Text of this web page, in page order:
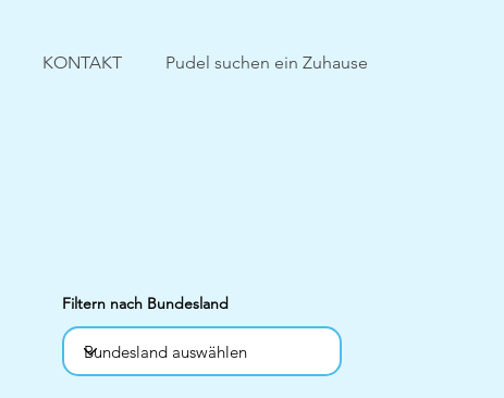
KONTAKT Pudel suchen ein Zuhause
Filtern nach Bundesland